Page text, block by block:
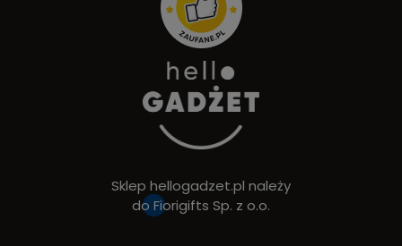
Sklep hellogadzet.pl należy
do Fiorigifts Sp. z o.o.